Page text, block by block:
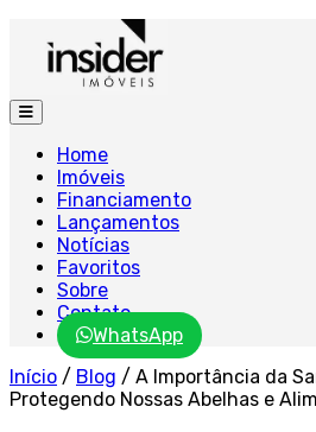
Home
Imóveis
Financiamento
Lançamentos
Notícias
Favoritos
Sobre
Contato
WhatsApp
Início / Blog / A Importância da
Protegendo Nossas Abelhas e